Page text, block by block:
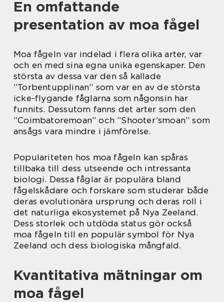
En omfattande
presentation av moa fågel
Moa fågeln var indelad i flera olika arter, var
och en med sina egna unika egenskaper. Den
största av dessa var den så kallade
”Torbentupplinan” som var en av de största
icke-flygande fåglarna som någonsin har
funnits. Dessutom fanns det arter som den
”Coimbatoremoan” och ”Shooter’smoan” som
ansågs vara mindre i jämförelse.
Populariteten hos moa fågeln kan spåras
tillbaka till dess utseende och intressanta
biologi. Dessa fåglar är populära bland
fågelskådare och forskare som studerar både
deras evolutionära ursprung och deras roll i
det naturliga ekosystemet på Nya Zeeland.
Dess storlek och utdöda status gör också
moa fågeln till en populär symbol för Nya
Zeeland och dess biologiska mångfald.
Kvantitativa mätningar om
moa fågel